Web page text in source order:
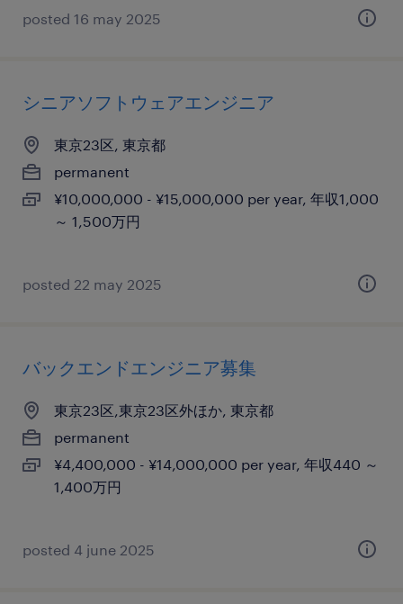
posted 16 may 2025
シニアソフトウェアエンジニア
東京23区, 東京都
permanent
¥10,000,000 - ¥15,000,000 per year, 年収1,000
～ 1,500万円
posted 22 may 2025
バックエンドエンジニア募集
東京23区,東京23区外ほか, 東京都
permanent
¥4,400,000 - ¥14,000,000 per year, 年収440 ～
1,400万円
posted 4 june 2025